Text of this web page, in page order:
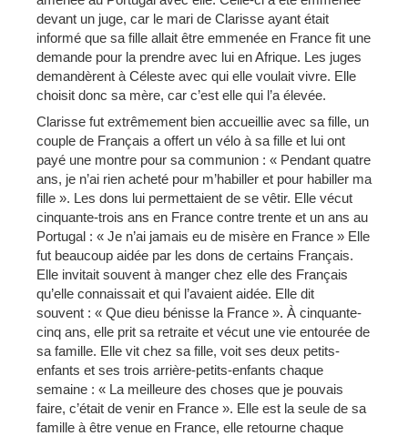
devant un juge, car le mari de Clarisse ayant était
informé que sa fille allait être emmenée en France fit une
demande pour la prendre avec lui en Afrique. Les juges
demandèrent à Céleste avec qui elle voulait vivre. Elle
choisit donc sa mère, car c’est elle qui l’a élevée.
Clarisse fut extrêmement bien accueillie avec sa fille, un
couple de Français a offert un vélo à sa fille et lui ont
payé une montre pour sa communion : « Pendant quatre
ans, je n’ai rien acheté pour m’habiller et pour habiller ma
fille ». Les dons lui permettaient de se vêtir. Elle vécut
cinquante-trois ans en France contre trente et un ans au
Portugal : « Je n’ai jamais eu de misère en France » Elle
fut beaucoup aidée par les dons de certains Français.
Elle invitait souvent à manger chez elle des Français
qu’elle connaissait et qui l’avaient aidée. Elle dit
souvent : « Que dieu bénisse la France ». À cinquante-
cinq ans, elle prit sa retraite et vécut une vie entourée de
sa famille. Elle vit chez sa fille, voit ses deux petits-
enfants et ses trois arrière-petits-enfants chaque
semaine : « La meilleure des choses que je pouvais
faire, c’était de venir en France ». Elle est la seule de sa
famille à être venue en France, elle retourne chaque